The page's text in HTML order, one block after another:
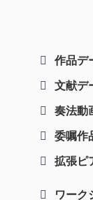
作品デ
文献デ
奏法動
委嘱作
拡張ピ
ワーク